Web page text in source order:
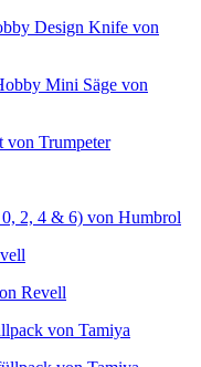
Design Knife von
Mini Säge von
von Trumpeter
2, 4 & 6) von Humbrol
Revell
von Tamiya